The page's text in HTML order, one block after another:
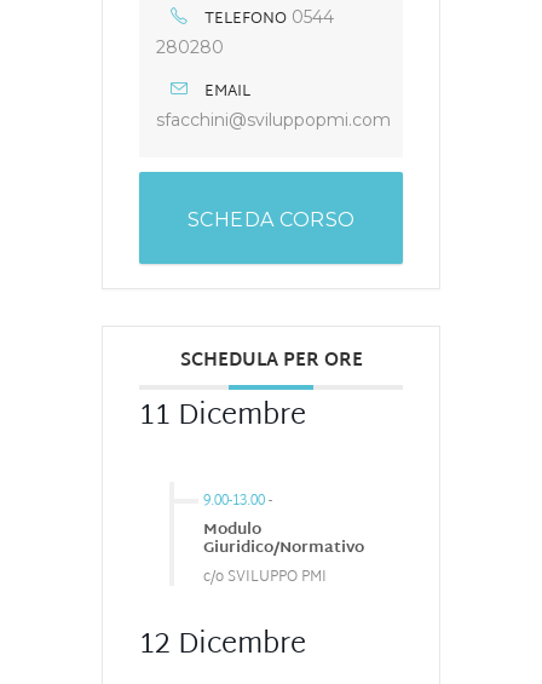
TELEFONO 0544
280280
EMAIL
sfacchini@sviluppopmi.com
SCHEDA CORSO
SCHEDULA PER ORE
11 Dicembre
9.00-13.00-
Modulo
Giuridico/Normativo
c/o SVILUPPO PMI
12 Dicembre